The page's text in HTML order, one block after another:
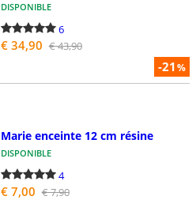
-21%
DISPONIBLE
6
€ 34,90 € 43,90
Marie enceinte 12 cm résine
DISPONIBLE
4
€ 7,00 € 7,90